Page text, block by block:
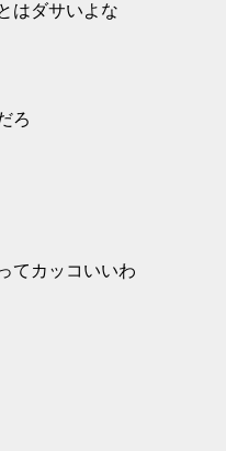
はダサいよな
ろ
てカッコいいわ